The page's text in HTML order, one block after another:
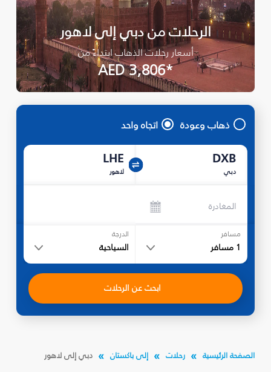
الرحلات من دبي إلى لاهور
أسعار رحلات الذهاب ابتداءً من
*AED 3,806
ذهاب وعودة اتجاه واحد
DXB
دبي
LHE
لاهور
المغادرة
مسافر
1 مسافر
الدرجة
السياحية
ابحث عن الرحلات
الصفحة الرئيسية رحلات إلى باكستان دبي إلى لاهور